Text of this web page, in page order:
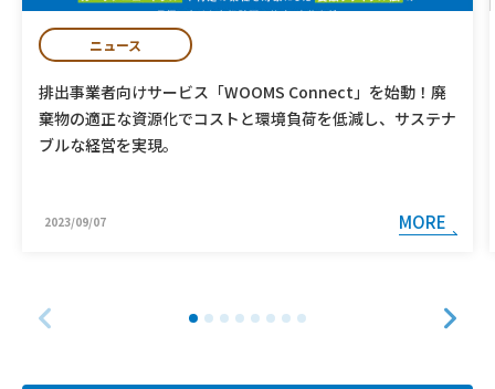
ニュース
排出事業者向けサービス「WOOMS Connect」を始動！廃
棄物の適正な資源化でコストと環境負荷を低減し、サステナ
ブルな経営を実現。
2023/09/07 MORE